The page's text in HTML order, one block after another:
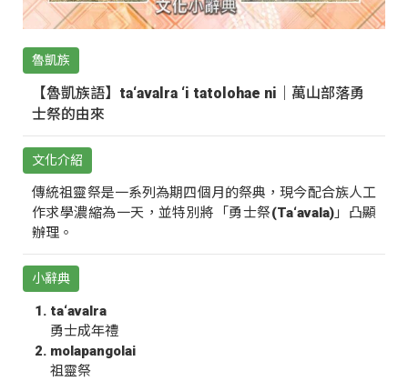
魯凱族
【魯凱族語】ta‘avalra ‘i tatolohae ni｜萬山部落勇
士祭的由來
文化介紹
傳統祖靈祭是一系列為期四個月的祭典，現今配合族人工
作求學濃縮為一天，並特別將「勇士祭(Ta‘avala)」凸顯
辦理。
小辭典
ta‘avalra
勇士成年禮
molapangolai
祖靈祭